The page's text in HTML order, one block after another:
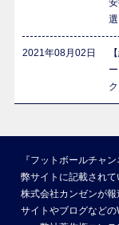
2021年08月02日
ク
『フットボールチャ
弊サイトに記載されて
株式会社カンゼンが
サイトやブログなど